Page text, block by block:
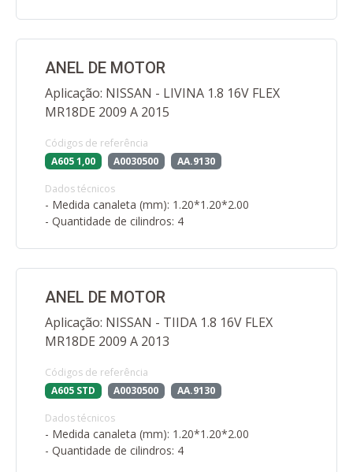
ANEL DE MOTOR
Aplicação: NISSAN - LIVINA 1.8 16V FLEX
MR18DE 2009 A 2015
Códigos de referência
A605 1,00
A0030500 AA.9130
Dados técnicos
- Medida canaleta (mm): 1.20*1.20*2.00
- Quantidade de cilindros: 4
ANEL DE MOTOR
Aplicação: NISSAN - TIIDA 1.8 16V FLEX
MR18DE 2009 A 2013
Códigos de referência
A605 STD
A0030500 AA.9130
Dados técnicos
- Medida canaleta (mm): 1.20*1.20*2.00
- Quantidade de cilindros: 4